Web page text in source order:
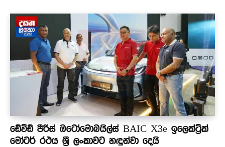
ඩේවිඩ් පීරිස් ඔටෝමොබයිල්ස් BAIC X3e ඉලෙක්ට්‍රික්
මෝටර් රථය ශ්‍රී ලංකාවට හඳුන්වා දෙයි